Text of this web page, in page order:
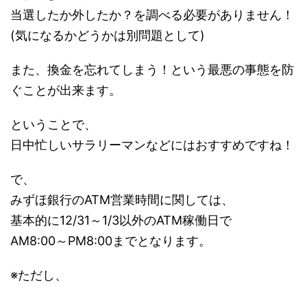
当選したか外したか？を調べる必要がありません！
(気になるかどうかは別問題として)
また、換金を忘れてしまう！という最悪の事態を防
ぐことが出来ます。
ということで、
日中忙しいサラリーマンなどにはおすすめですね！
で、
みずほ銀行のATM営業時間に関しては、
基本的に12/31～1/3以外のATM稼働日で
AM8:00～PM8:00までとなります。
※ただし、